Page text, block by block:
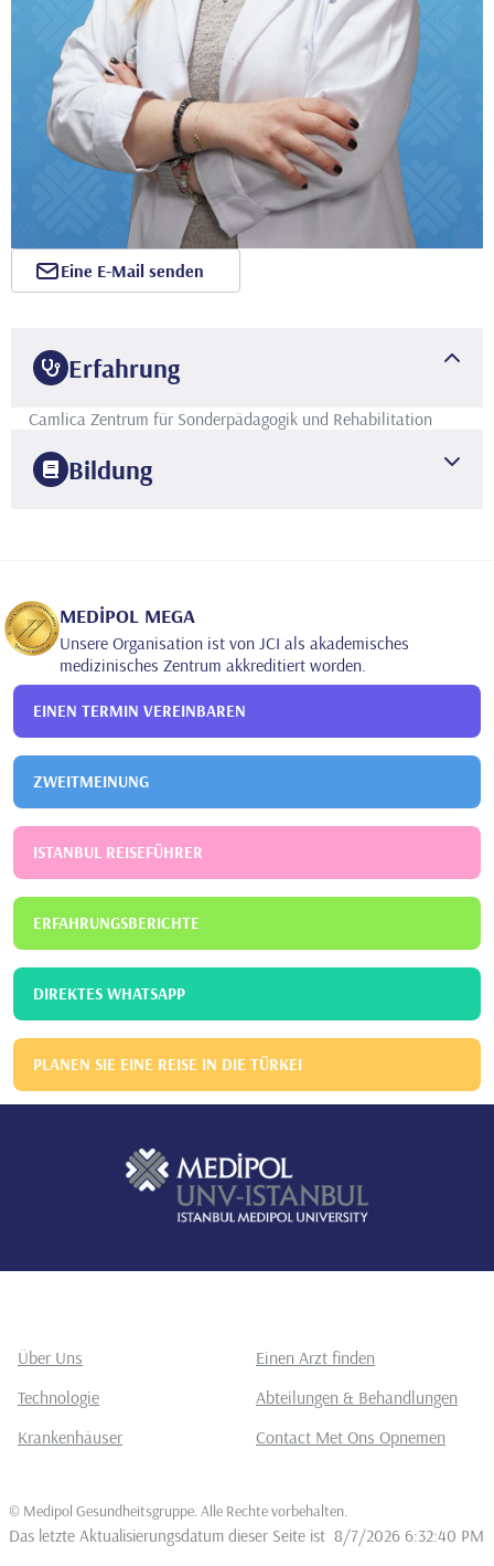
Erfahrung
Camlica Zentrum für Sonderpädagogik und Rehabilitation
Bildung
Eine E-Mail senden
MEDİPOL MEGA
Unsere Organisation ist von JCI als akademisches
medizinisches Zentrum akkreditiert worden.
EINEN TERMIN VEREINBAREN
ZWEITMEINUNG
ISTANBUL REISEFÜHRER
ERFAHRUNGSBERICHTE
DIREKTES WHATSAPP
PLANEN SIE EINE REISE IN DIE TÜRKEI
Über Uns
Einen Arzt finden
Technologie
Abteilungen & Behandlungen
Krankenhäuser
Contact Met Ons Opnemen
© Medipol Gesundheitsgruppe. Alle Rechte vorbehalten
Das letzte Aktualisierungsdatum dieser Seite ist 8/7/2026 6:32:40 PM